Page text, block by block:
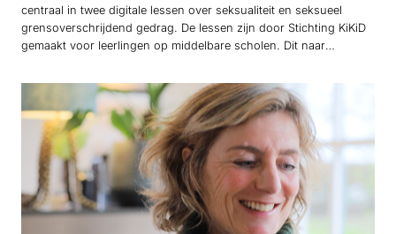
centraal in twee digitale lessen over seksualiteit en seksueel
grensoverschrijdend gedrag. De lessen zijn door Stichting KiKiD
gemaakt voor leerlingen op middelbare scholen. Dit naar
start is gegaan. Bente Fokkens is in de lessen te…